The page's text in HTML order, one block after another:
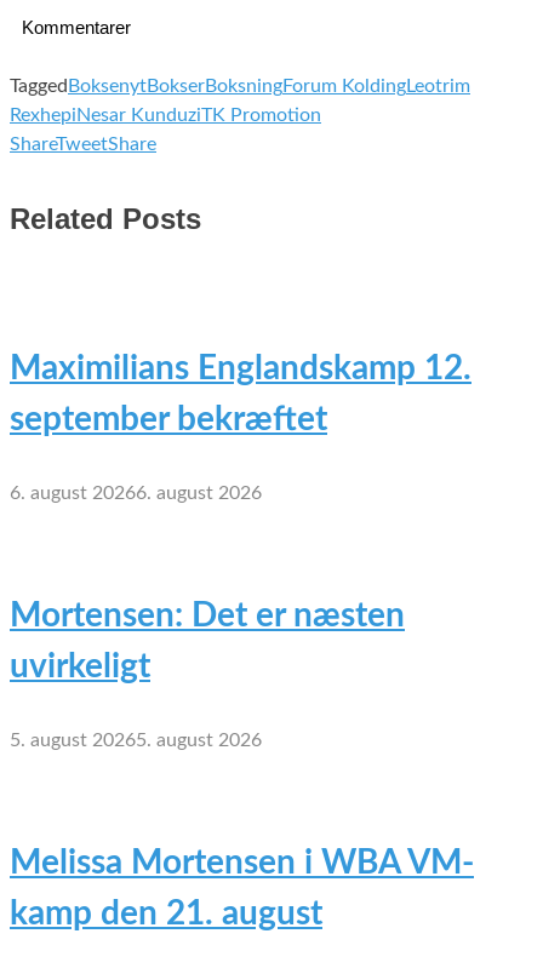
Kommentarer
Tagged BoksenytBokserBoksningForum KoldingLeotrim
RexhepiNesar KunduziTK Promotion
ShareTweetShare
Related Posts
Maximilians Englandskamp 12.
september bekræftet
6. august 20266. august 2026
Mortensen: Det er næsten
uvirkeligt
5. august 20265. august 2026
Melissa Mortensen i WBA VM-
kamp den 21. august